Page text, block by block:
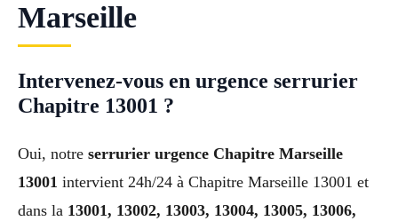
Marseille
Intervenez-vous en urgence serrurier
Chapitre 13001 ?
Oui, notre serrurier urgence Chapitre Marseille
13001 intervient 24h/24 à Chapitre Marseille 13001 et
dans la 13001, 13002, 13003, 13004, 13005, 13006,